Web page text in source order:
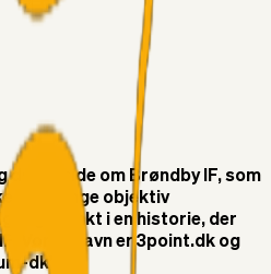
debatside om Brøndby IF, som
at bringe objektiv
i en historie, der
Vores navn er 3point.dk og
dk"